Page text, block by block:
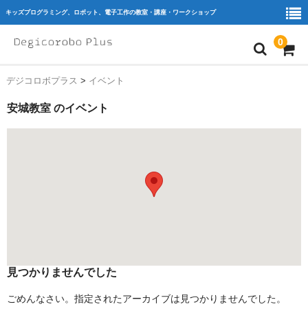
キッズプログラミング、ロボット、電子工作の教室・講座・ワークショップ
0
home
ｷｯｽﾞﾌﾟﾛｸﾞﾗﾐﾝｸﾞ
デジコロボプラス > イベント
安城教室 のイベント
見つかりませんでした
ごめんなさい。指定されたアーカイブは見つかりませんでした。